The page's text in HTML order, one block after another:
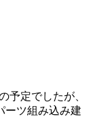
予定でしたが、
ーツ組み込み建